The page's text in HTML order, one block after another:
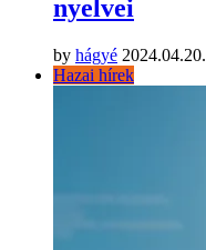
nyelvei
by hágyé 2024.04.20.
Hazai hírek